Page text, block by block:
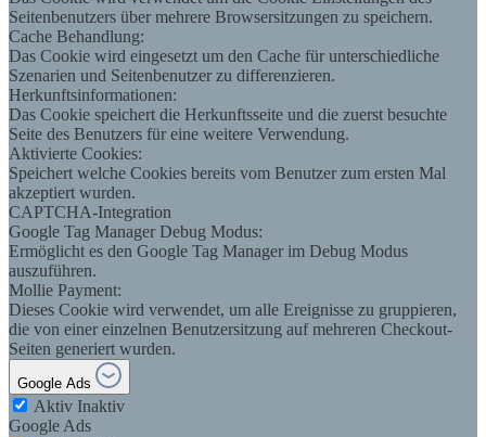
Seitenbenutzers über mehrere Browsersitzungen zu speichern.
Cache Behandlung:
Das Cookie wird eingesetzt um den Cache für unterschiedliche
Szenarien und Seitenbenutzer zu differenzieren.
Herkunftsinformationen:
Das Cookie speichert die Herkunftsseite und die zuerst besuchte
Seite des Benutzers für eine weitere Verwendung.
Aktivierte Cookies:
Speichert welche Cookies bereits vom Benutzer zum ersten Mal
akzeptiert wurden.
CAPTCHA-Integration
Google Tag Manager Debug Modus:
Ermöglicht es den Google Tag Manager im Debug Modus
auszuführen.
Mollie Payment:
Dieses Cookie wird verwendet, um alle Ereignisse zu gruppieren,
die von einer einzelnen Benutzersitzung auf mehreren Checkout-
Seiten generiert wurden.
Google Ads
Aktiv Inaktiv
Google Ads